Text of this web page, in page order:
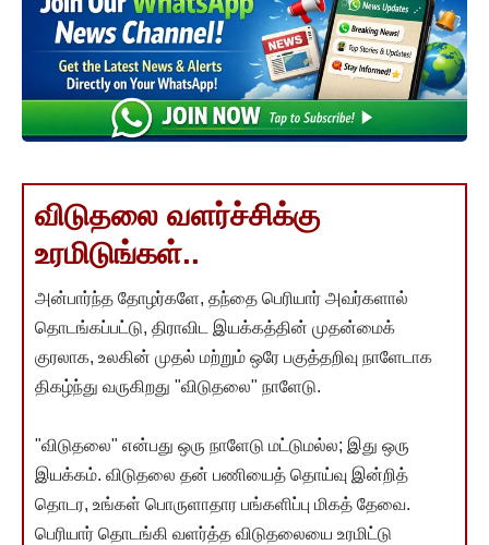
விடுதலை வளர்ச்சிக்கு
உரமிடுங்கள்..
அன்பார்ந்த தோழர்களே, தந்தை பெரியார் அவர்களால்
தொடங்கப்பட்டு, திராவிட இயக்கத்தின் முதன்மைக்
குரலாக, உலகின் முதல் மற்றும் ஒரே பகுத்தறிவு நாளேடாக
திகழ்ந்து வருகிறது "விடுதலை" நாளேடு.
"விடுதலை" என்பது ஒரு நாளேடு மட்டுமல்ல; இது ஒரு
இயக்கம். விடுதலை தன் பணியைத் தொய்வு இன்றித்
தொடர, உங்கள் பொருளாதார பங்களிப்பு மிகத் தேவை.
பெரியார் தொடங்கி வளர்த்த விடுதலையை உரமிட்டு